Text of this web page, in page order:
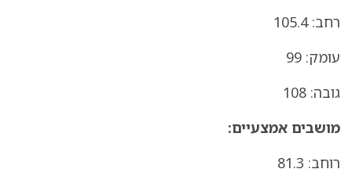
רחב: 105.4
עומק: 99
גובה: 108
מושבים אמצעיים:
רוחב: 81.3